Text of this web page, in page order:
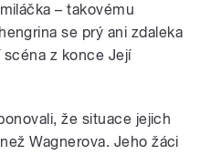
– takovému
se prý ani zdaleka
z konce Její
že situace jejich
Wagnerova. Jeho žáci